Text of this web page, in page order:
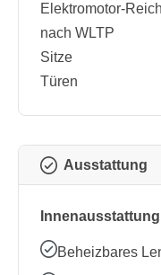
Elektromotor-
nach WLTP
Sitze
Türen
Ausstattung
Innenausstattung
Beheizbares